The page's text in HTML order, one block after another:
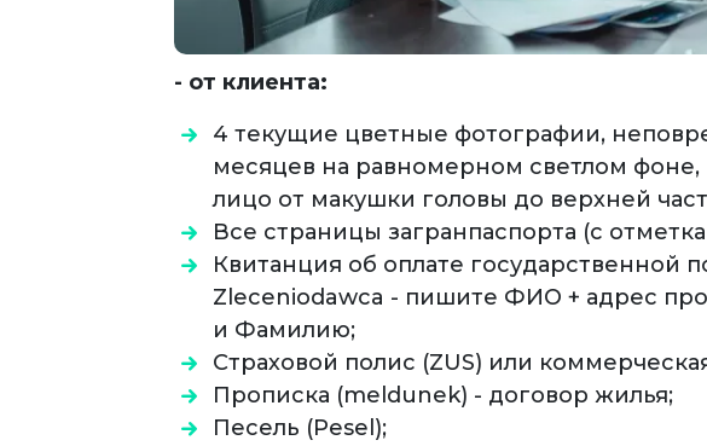
- от клиента:
4 текущие цветные фотографии,
месяцев на равномерном светлом
лицо от макушки головы до верхней
Все страницы загранпаспорта (с
Квитанция об оплате государственной
Zleceniodawca - пишите ФИО + адрес
и Фамилию;
Страховой полис (ZUS) или
Прописка (meldunek) - договор жилья;
Песель (Pesel);